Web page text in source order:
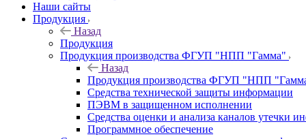
Наши сайты
Продукция
Назад
Продукция
Продукция производства ФГУП "НПП "Гамма"
Назад
Продукция производства ФГУП "НПП
Средства технической защиты информации
ПЭВМ в защищенном исполнении
Средства оценки и анализа каналов утечки
Программное обеспечение